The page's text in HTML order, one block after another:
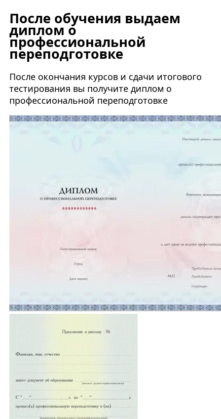
После обучения выдаем
диплом о
профессиональной
переподготовке
После окончания курсов и сдачи итогового
тестирования вы получите диплом о
профессиональной переподготовке